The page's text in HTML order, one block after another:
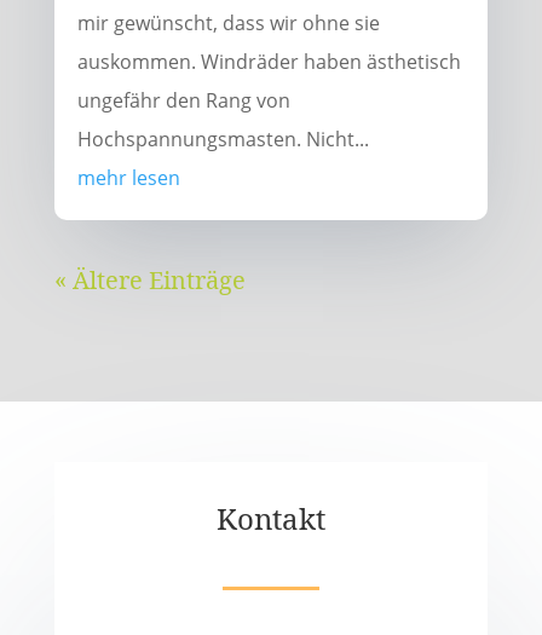
mir gewünscht, dass wir ohne sie
auskommen. Windräder haben ästhetisch
ungefähr den Rang von
Hochspannungsmasten. Nicht...
mehr lesen
« Ältere Einträge
Kontakt